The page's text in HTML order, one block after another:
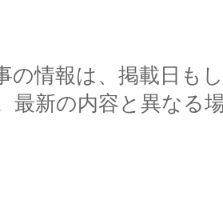
の情報は、掲載日も
最新の内容と異なる